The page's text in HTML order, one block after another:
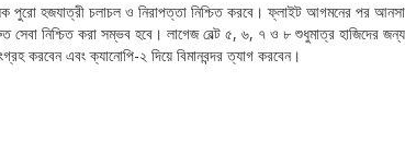
পুরো হজযাত্রী চলাচল ও নিরাপত্তা নিশ্চিত করবে। ফ্লাইট আগমনের পর
সেবা নিশ্চিত করা সম্ভব হবে। লাগেজ বেল্ট ৫, ৬, ৭ ও ৮ শুধুমাত্র হাজিদের
করবেন এবং ক্যানোপি-২ দিয়ে বিমানবন্দর ত্যাগ করবেন।